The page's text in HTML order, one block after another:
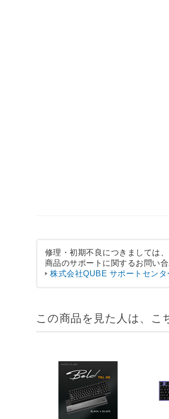
修理・初期不良につきましては
商品のサポートに関するお問い
株式会社QUBE サポートセンタ
この商品を見た人は、こ